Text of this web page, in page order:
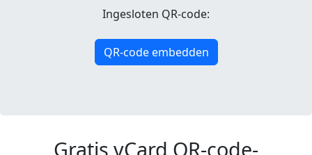
Ingesloten QR-code:
QR-code embedden
Gratis vCard QR-code-